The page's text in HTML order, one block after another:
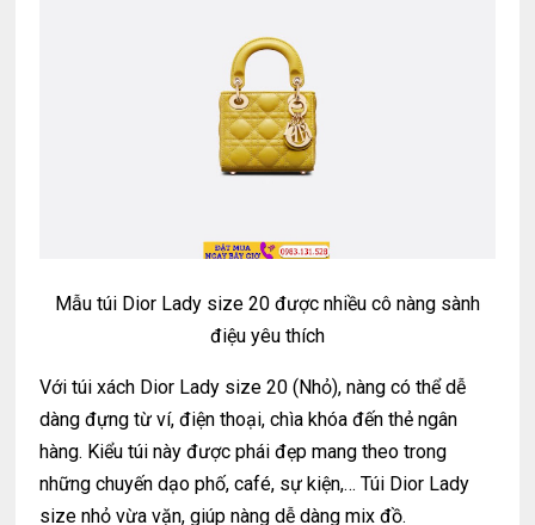
Mẫu túi Dior Lady size 20 được nhiều cô nàng sành
điệu yêu thích
Với túi xách Dior Lady size 20 (Nhỏ), nàng có thể dễ
dàng đựng từ ví, điện thoại, chìa khóa đến thẻ ngân
hàng. Kiểu túi này được phái đẹp mang theo trong
những chuyến dạo phố, café, sự kiện,… Túi Dior Lady
size nhỏ vừa vặn, giúp nàng dễ dàng mix đồ.